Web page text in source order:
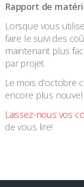
Rapport de
Lorsque vous
faire le suivi des
maintenant plus
par projet.
Le mois d’octobre
encore plus
Laissez-nous vos
de vous lire!